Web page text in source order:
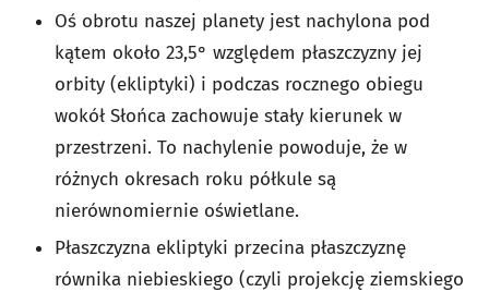
Oś obrotu naszej planety jest nachylona pod
kątem około 23,5° względem płaszczyzny jej
orbity (ekliptyki) i podczas rocznego obiegu
wokół Słońca zachowuje stały kierunek w
przestrzeni. To nachylenie powoduje, że w
różnych okresach roku półkule są
nierównomiernie oświetlane.
Płaszczyzna ekliptyki przecina płaszczyznę
równika niebieskiego (czyli projekcję ziemskiego